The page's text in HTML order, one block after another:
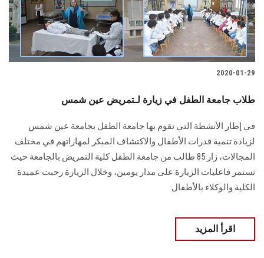
الطلاب
هيئة التدريس
الموظفون
الزائـرون
2020-01-29
طلاب جامعة الطفل في زيارة لـتمريض عين شمس
في إطار الأنشطة التي تقوم بها جامعة الطفل بجامعة عين شمس
لزيادة تنمية قدرات الأطفال والاكتشاف المبكر لمهاراتهم في مختلف
المجالات، زار 85 طالب من جامعة الطفل كلية التمريض بالجامعة حيث
تستمر فاعليات الزيارة على مدار يومين، وخلال الزيارة رحبت عميدة
الكلية والوكلاء بالأطفال
اقرأ المزيد